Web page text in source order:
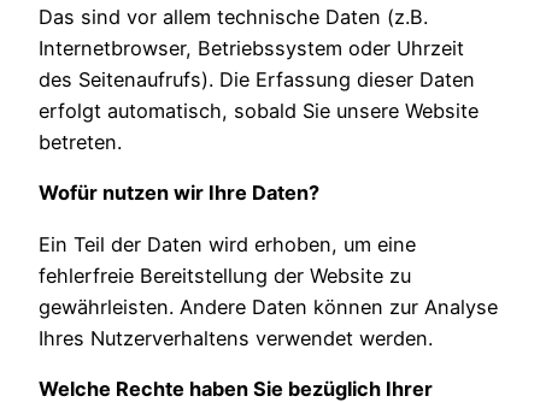
Das sind vor allem technische Daten (z.B.
Internetbrowser, Betriebssystem oder Uhrzeit
des Seitenaufrufs). Die Erfassung dieser Daten
erfolgt automatisch, sobald Sie unsere Website
betreten.
Wofür nutzen wir Ihre Daten?
Ein Teil der Daten wird erhoben, um eine
fehlerfreie Bereitstellung der Website zu
gewährleisten. Andere Daten können zur Analyse
Ihres Nutzerverhaltens verwendet werden.
Welche Rechte haben Sie bezüglich Ihrer